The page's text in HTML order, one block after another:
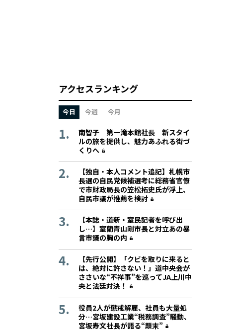
アクセスランキング
今日 今週 今月
南智子 第一滝本館社長 新スタイ
ルの旅を提供し、魅力あふれる街づ
くりへ
【独自・本人コメント追記】札幌市
長選の自民党候補選考に総務省官僚
で市財政局長の笠松拓史氏が浮上、
自民市議が推薦を検討
【本誌・道新・室民記者を呼び出
し…】室蘭青山剛市長と対立あの暴
言市議の胸の内
【先行公開】「クビを取りに来ると
は、絶対に許さない！」道中央会が
ささいな“不祥事”を巡ってJA上川中
央と法廷対決！
役員2人が懲戒解雇、社員も大量処
分…宮坂建設工業“税務調査”騒動、
宮坂寿文社長が語る“顛末”